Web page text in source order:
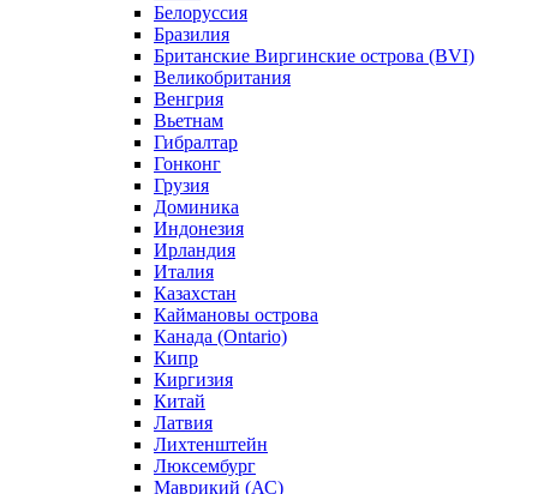
Белоруссия
Бразилия
Британские Виргинские острова (BVI)
Великобритания
Венгрия
Вьетнам
Гибралтар
Гонконг
Грузия
Доминика
Индонезия
Ирландия
Италия
Казахстан
Каймановы острова
Канада (Ontario)
Кипр
Киргизия
Китай
Латвия
Лихтенштейн
Люксембург
Маврикий (АС)